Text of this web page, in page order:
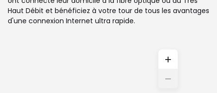
Haut Débit et bénéficiez à votre tour de tous les avantages
d'une connexion Internet ultra rapide.
+
−